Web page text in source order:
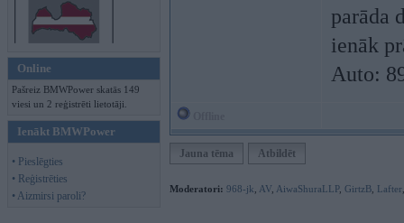
Online
Pašreiz BMWPower skatās 149
viesi un 2 reģistrēti lietotāji.
Ienākt BMWPower
• Pieslēgties
• Reģistrēties
• Aizmirsi paroli?
parāda
ienāk
Auto:
Jauna tēma Atbildēt
Moderatori: 968-jk AV AiwaShuraLLP, GirtzB Lafter